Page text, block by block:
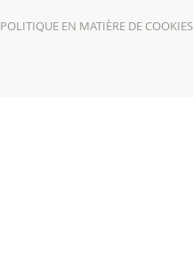
POLITIQUE EN MATIÈRE DE